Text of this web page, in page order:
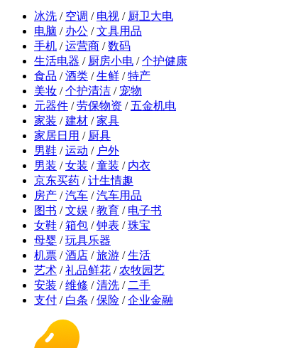
冰洗 / 空调 / 电视 / 厨卫大电
电脑 / 办公 / 文具用品
手机 / 运营商 / 数码
生活电器 / 厨房小电 / 个护健康
食品 / 酒类 / 生鲜 / 特产
美妆 / 个护清洁 / 宠物
元器件 / 劳保物资 / 五金机电
家装 / 建材 / 家具
家居日用 / 厨具
男鞋 / 运动 / 户外
男装 / 女装 / 童装 / 内衣
京东买药 / 计生情趣
房产 / 汽车 / 汽车用品
图书 / 文娱 / 教育 / 电子书
女鞋 / 箱包 / 钟表 / 珠宝
母婴 / 玩具乐器
机票 / 酒店 / 旅游 / 生活
艺术 / 礼品鲜花 / 农牧园艺
安装 / 维修 / 清洗 / 二手
支付 / 白条 / 保险 / 企业金融